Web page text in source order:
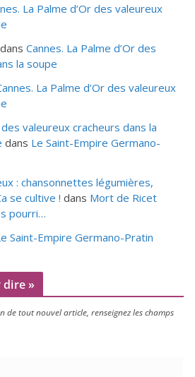
La Palme d’Or des valeureux
dans Cannes. La Palme d’Or des
la soupe
La Palme d’Or des valeureux
valeureux cracheurs dans la
dans Le Saint-Empire Germano-
: chansonnettes légumières,
se cultive ! dans Mort de Ricet
pourri…
Saint-Empire Germano-Pratin
dire »
tout nou­vel article, ren­sei­gnez les champs